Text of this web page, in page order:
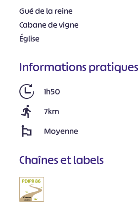
Gué de la reine
Cabane de vigne
Église
Informations pratiques
1h50
7km
Moyenne
Chaînes et labels